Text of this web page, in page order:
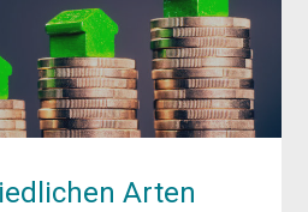
Arten